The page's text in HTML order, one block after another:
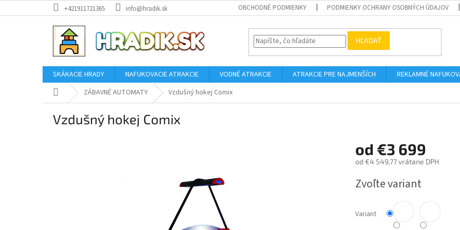
na
+421911721365 info@hradik.sk OBCHODNÉ PODMIENKY PODMIENKY OCHRANY OSOBNÝCH ÚDAJOV
HĽADAŤ
SKÁKACIE HRADY NAFUKOVACIE ATRAKCIE VODNÉ ATRAKCIE ATRAKCIE PRE NAJMENŠÍCH REKLAMNÉ
Domov ZÁBAVNÉ AUTOMATY Vzdušný hokej Comix
Vzdušný hokej Comix
od €3 699
od €4 549,77vrátane DPH
cena:
Zvoľte variant
Variant